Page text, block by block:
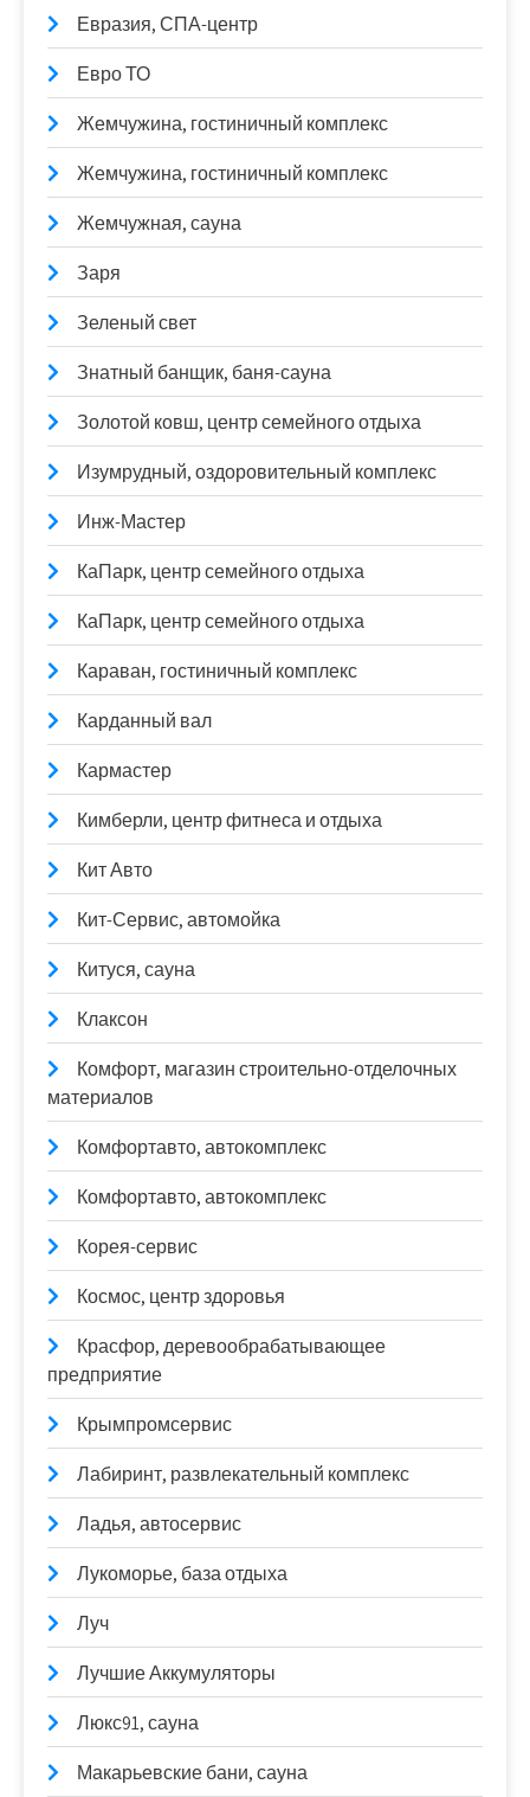
Евразия, СПА-центр
Евро ТО
Жемчужина, гостиничный комплекс
Жемчужина, гостиничный комплекс
Жемчужная, сауна
Заря
Зеленый свет
Знатный банщик, баня-сауна
Золотой ковш, центр семейного отдыха
Изумрудный, оздоровительный комплекс
Инж-Мастер
КаПарк, центр семейного отдыха
КаПарк, центр семейного отдыха
Караван, гостиничный комплекс
Карданный вал
Кармастер
Кимберли, центр фитнеса и отдыха
Кит Авто
Кит-Сервис, автомойка
Китуся, сауна
Клаксон
Комфорт, магазин строительно-отделочных
материалов
Комфортавто, автокомплекс
Комфортавто, автокомплекс
Корея-сервис
Космос, центр здоровья
Красфор, деревообрабатывающее
предприятие
Крымпромсервис
Лабиринт, развлекательный комплекс
Ладья, автосервис
Лукоморье, база отдыха
Луч
Лучшие Аккумуляторы
Люкс91, сауна
Макарьевские бани, сауна